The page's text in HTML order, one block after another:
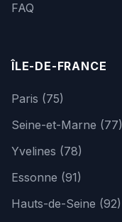
FAQ
ÎLE-DE-FRANCE
Paris (75)
Seine-et-Marne (77)
Yvelines (78)
Essonne (91)
Hauts-de-Seine (92)